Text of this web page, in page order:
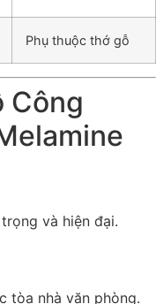
Phụ thuộc thớ gỗ
Công
và hiện đại.
tòa nhà văn phòng.